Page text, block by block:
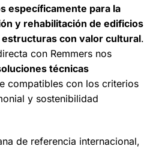
específicamente para la
y rehabilitación de edificios
con valor cultural.
con Remmers nos
técnicas
compatibles con los criterios
y sostenibilidad
de referencia internacional,